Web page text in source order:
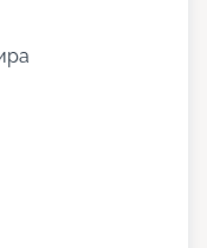
для вас все
схемы
фото
в мире! Для